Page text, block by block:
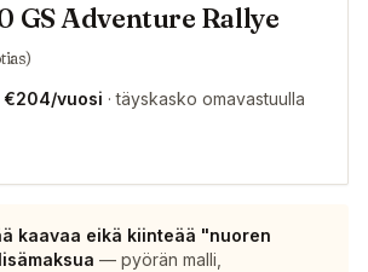
GS Adventure Rallye
€204/vuosi · täyskasko omavastuulla
kaavaa eikä kiinteää "nuoren
— pyörän malli,